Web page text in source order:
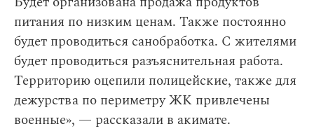
питания по низким ценам. Также постоянно
будет проводиться санобработка. С жителями
будет проводиться разъяснительная работа.
Территорию оцепили полицейские, также для
дежурства по периметру ЖК привлечены
военные», — рассказали в акимате.